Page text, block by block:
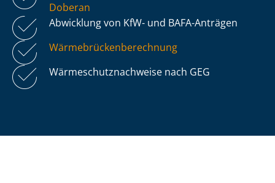
Doberan
Abwicklung von KfW- und BAFA-Anträgen
Wär­me­brü­cken­be­rech­nung
Wär­me­schutz­nach­wei­se nach GEG